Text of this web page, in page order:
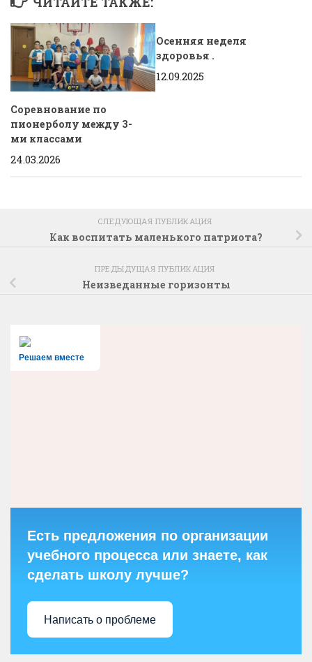
Соревнование по
пионерболу между 3-
ми классами
24.03.2026
Осенняя неделя
здоровья .
12.09.2025
СЛЕДУЮЩАЯ ПУБЛИКАЦИЯ
Как воспитать маленького патриота?
ПРЕДЫДУЩАЯ ПУБЛИКАЦИЯ
Неизведанные горизонты
Решаем вместе
Есть предложения по организации
учебного процесса или знаете, как
сделать школу лучше?
Написать о проблеме